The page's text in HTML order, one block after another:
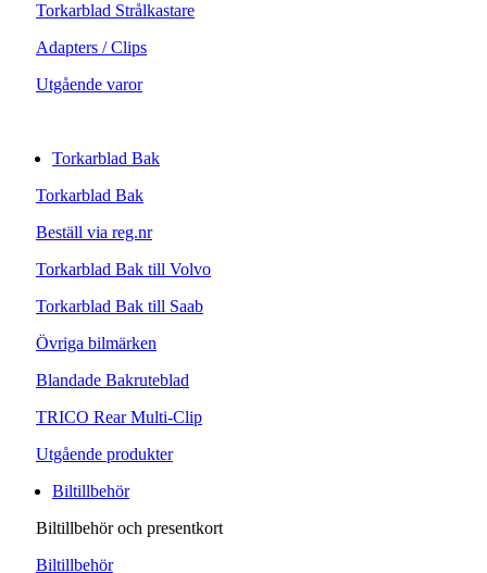
Torkarblad Strålkastare
Adapters / Clips
Utgående varor
Torkarblad Bak
Torkarblad Bak
Beställ via reg.nr
Torkarblad Bak till Volvo
Torkarblad Bak till Saab
Övriga bilmärken
Blandade Bakruteblad
TRICO Rear Multi-Clip
Utgående produkter
Biltillbehör
Biltillbehör och presentkort
Biltillbehör